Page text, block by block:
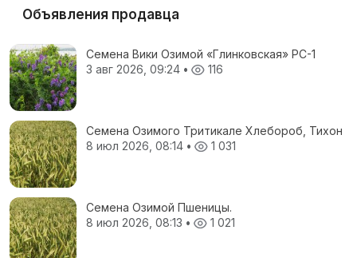
Объявления продавца
Семена Вики Озимой «Глинковская» РС-1
3 авг 2026, 09:24 • 116
Семена Озимого Тритикале Хлебороб, Тихон
8 июл 2026, 08:14 • 1 031
Семена Озимой Пшеницы.
8 июл 2026, 08:13 • 1 021